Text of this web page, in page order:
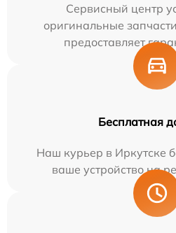
Сервисный центр
оригинальные
предоставляет
Бесплатная
Наш курьер в Иркутске
ваше устройство на